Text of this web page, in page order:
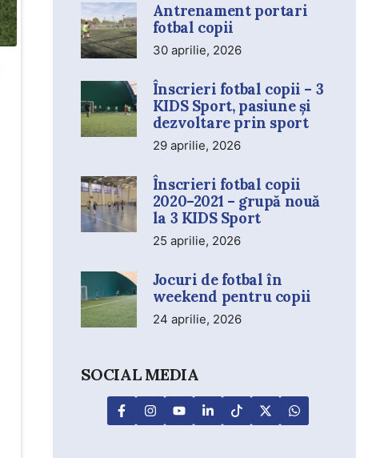
Antrenament portari
fotbal copii
30 aprilie, 2026
Înscrieri fotbal copii – 3
KIDS Sport, pasiune și
dezvoltare prin sport
29 aprilie, 2026
Înscrieri fotbal copii
2020–2021 – grupă nouă
la 3 KIDS Sport
25 aprilie, 2026
Jocuri de fotbal în
weekend pentru copii
24 aprilie, 2026
SOCIAL MEDIA